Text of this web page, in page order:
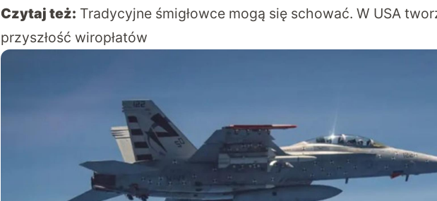
Czytaj też: Tradycyjne śmigłowce mogą się schować. W USA
przyszłość wiropłatów